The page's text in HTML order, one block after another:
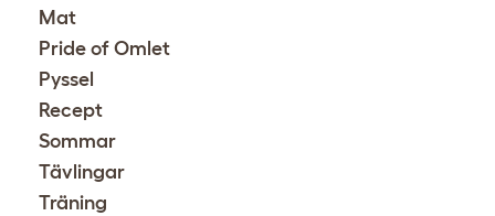
Mat
Pride of Omlet
Pyssel
Recept
Sommar
Tävlingar
Träning